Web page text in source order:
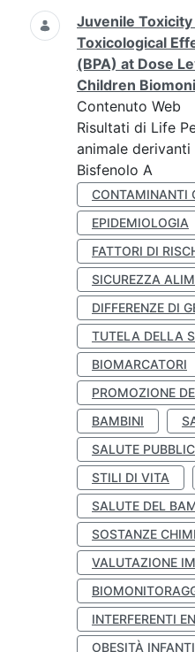
Juvenile
Toxicological
(BPA) at Dose
Children
Contenuto Web
Risultati di Life
animale
Bisfenolo A
CONTAMINANTI
EPIDEMIOLOGIA
FATTORI DI
SICUREZZA
DIFFERENZE DI
TUTELA DELLA
BIOMARCATORI
PROMOZIONE
BAMBINI
SALUTE
STILI DI VITA
SALUTE DEL
SOSTANZE
VALUTAZIONE
INTERFERENTI
OBESITÀ